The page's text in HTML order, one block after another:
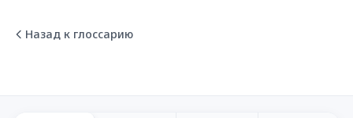
Назад к глоссарию